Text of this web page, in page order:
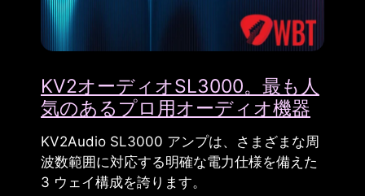
KV2オーディオSL3000。最も人
気のあるプロ用オーディオ機器
KV2Audio SL3000 アンプは、さまざまな周
波数範囲に対応する明確な電力仕様を備えた
3 ウェイ構成を誇ります。